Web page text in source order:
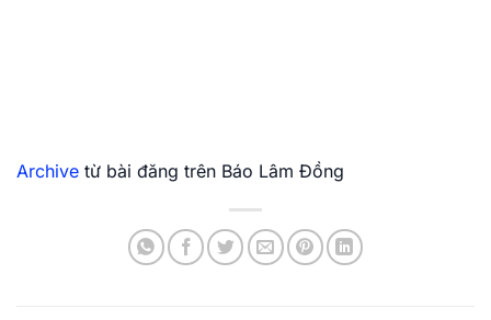
Archive từ bài đăng trên Báo Lâm Đồng